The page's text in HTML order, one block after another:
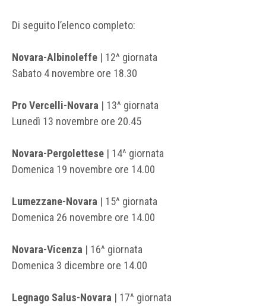
Di seguito l’elenco completo:
Novara-Albinoleffe | 12^ giornata
Sabato 4 novembre ore 18.30
Pro Vercelli-Novara | 13^ giornata
Lunedì 13 novembre ore 20.45
Novara-Pergolettese | 14^ giornata
Domenica 19 novembre ore 14.00
Lumezzane-Novara | 15^ giornata
Domenica 26 novembre ore 14.00
Novara-Vicenza | 16^ giornata
Domenica 3 dicembre ore 14.00
Legnago Salus-Novara | 17^ giornata